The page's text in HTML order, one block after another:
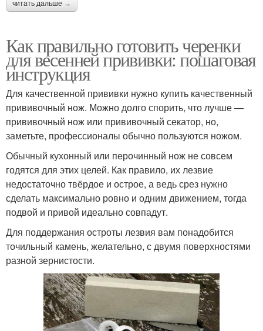
читать дальше →
Как правильно готовить черенки
для весенней прививки: пошаговая
инструкция
Для качественной прививки нужно купить качественный
прививочный нож. Можно долго спорить, что лучше —
прививочный нож или прививочный секатор, но,
заметьте, профессионалы обычно пользуются ножом.
Обычный кухонный или перочинный нож не совсем
годятся для этих целей. Как правило, их лезвие
недостаточно твёрдое и острое, а ведь срез нужно
сделать максимально ровно и одним движением, тогда
подвой и привой идеально совпадут.
Для поддержания остроты лезвия вам понадобится
точильный камень, желательно, с двумя поверхностями
разной зернистости.